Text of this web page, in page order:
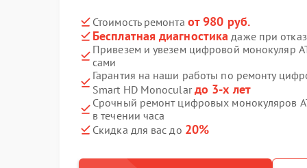
Стоимость ремонта от 980 руб.
Бесплатная диагностика даже при
Привезем и увезем цифровой монокуляр
сами
Гарантия на наши работы по ремонту
Smart HD Monocularдо 3-х лет
Срочный ремонт цифровых монокуляров
в течении часа
Скидка для вас до 20%